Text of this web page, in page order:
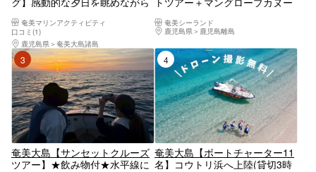
奄美マリンアクティビティ
口コミ(1)
鹿児島県
奄美大島諸島
陸！初心者の方でも大歓迎！お
得なセットプラン！口コミ投稿
で撮影データ無料プレゼントあ
り（270分）※お一人様も可能
奄美シーランド
鹿児島県
鹿児島離島
3位
奄美大島【サンセットクルーズ
ツアー】★飲み物付★水平線に
4位
奄美大島【ボートチャーター11
名】コウトリ浜へ上陸(貸切3時